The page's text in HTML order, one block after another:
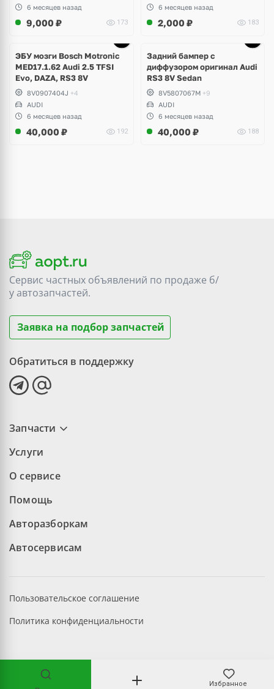
Избранное
6 месяцев назад
9,000 ₽ 173
6 месяцев назад
2,000 ₽ 183
ЭБУ мозги Bosch Motronic
MED17.1.62 Audi 2.5 TFSI
Evo, DAZA, RS3 8V
8V0907404J +4
AUDI
6 месяцев назад
40,000 ₽ 192
Задний бампер с
диффузором оригинал Audi
RS3 8V Sedan
8V5807067M +9
AUDI
6 месяцев назад
40,000 ₽ 188
Сервис частных объявлений по продаже б/
уавтозапчастей.
Заявка на подбор запчастей
Обратиться в поддержку
Запчасти
Услуги
О сервисе
Помощь
Авторазборкам
Автосервисам
©2026 aopt.ru — Все права защищены
Пользовательское соглашение
Политика конфиденциальности